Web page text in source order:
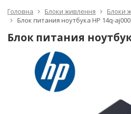
Головна Блоки живлення
Блоки
Блок питания ноутбука HP 14q-aj000
Блок питания